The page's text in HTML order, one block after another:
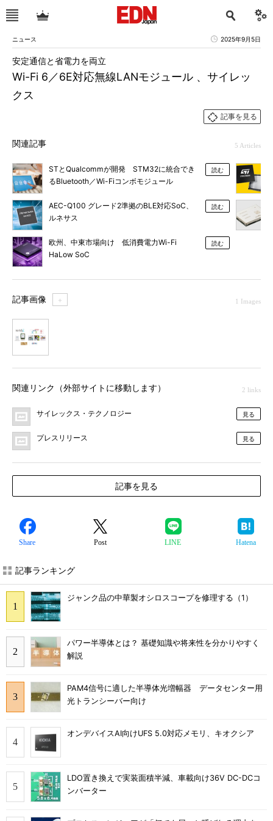
ニュース 2025年9月5日
Wi-Fi 6／6E対応無線LANモジュール 、サイレッ
クス
安定通信と省電力を両立
記事を見る
関連記事 5 Articles
STとQualcommが開発 STM32に統合でき
るBluetooth／Wi-Fiコンボモジュール
読む
AEC-Q100 グレード2準拠のBLE対応SoC、
ルネサス
読む
欧州、中東市場向け 低消費電力Wi-Fi
HaLow SoC
読む
記事画像 ＋ 1 Images
関連リンク（外部サイトに移動します） 2 links
サイレックス・テクノロジー 見る
プレスリリース 見る
記事を見る
Share Post LINE Hatena
記事ランキング
ジャンク品の中華製オシロスコープを修理する（1）
パワー半導体とは？ 基礎知識や将来性を分かりやすく
解説
PAM4信号に適した半導体光増幅器 データセンター用
光トランシーバー向け
オンデバイスAI向けUFS 5.0対応メモリ、キオクシア
LDO置き換えで実装面積半減、車載向け36V DC-DCコ
ンバーター